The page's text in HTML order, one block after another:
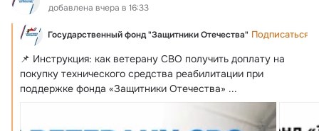
добавлена вчера в 16:33
Государственный фонд "Защитники Отечества" Подписаться
📌 Инструкция: как ветерану СВО получить доплату на
покупку технического средства реабилитации при
поддержке фонда «Защитники Отечества» ...